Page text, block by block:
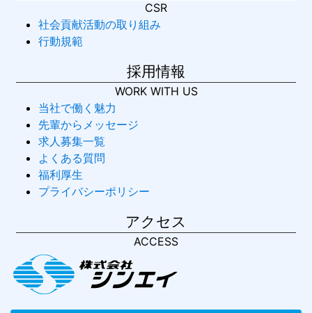
CSR
社会貢献活動の取り組み
行動規範
採用情報
WORK WITH US
当社で働く魅力
先輩からメッセージ
求人募集一覧
よくある質問
福利厚生
プライバシーポリシー
アクセス
ACCESS